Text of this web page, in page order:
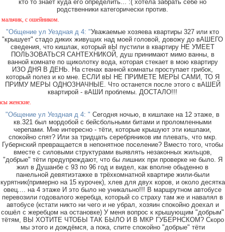
кто то знает куда его определить... :( хотела забрать себе но
родственники категорически против.
"Общение ул Уездная д 4: "Уважаемые хозяева квартиры 327 или кто
"крышует" стадо диких живущих над моей головой, довожу до вАШЕГО
сведения, что кишлак, который вЫ пустили в квартиру НЕ УМЕЕТ
ПОЛЬЗОВАТЬСЯ САНТЕХНИКОЙ, душ принимают мимо ванны, в
ванной комнате по щиколотку вода, которая стекает в мою квартиру
ИЗО ДНЯ В ДЕНЬ. На стенах ванной комнаты проступает грибок,
который полез и ко мне. ЕСЛИ вЫ НЕ ПРИМЕТЕ МЕРЫ САМИ, ТО Я
ПРИМУ МЕРЫ ОДНОЗНАЧНЫЕ. Что останется после этого с вАШЕЙ
квартирой - вАШИ проблемы. ДОСТАЛО!!!
"Общение ул Уездная д 4: " Сегодня ночью, в кишлаке на 12 этаже, в
кв.321 был мордобой с бейсбольными битами и проломленными
черепами. Мне интересно - тёти, которые крышуют эти кишлаки,
спокойно спят? Или за тридцать серебряников им плевать, что мкр.
Губернский превращается в непонятное поселение? Вместо того, чтобы
вместе с силовыми структурами выявлять незаконных жильцов,
"добрые" тёти предупреждают, что бы лишних при проверке не было. Я
жил в Душанбе с 93 по 96 год и видел, как вполне обыденно в
панельной девятиэтажке в трёхкомнатной квартире жили-были
курятник(примерно на 15 курочек), хлев для двух коров, и около десятка
овец.... на 4 этаже И это было не уникально!!! В маршрутном автобусе
перевозили годовалого жеребца, который со страху там же и навалял в
автобусе (кстати никто ни чего и не убрал, хозяин спокойно доехал и
сошёл с жеребцом на остановке) У меня вопрос к крышующим "добрым"
тётям, ВЫ ХОТИТЕ ЧТОБЫ ТАК БЫЛО И В МКР ГУБЕРНСКОМ? Скоро
мы этого и дождёмся, а пока, спите спокойно "добрые" тёти